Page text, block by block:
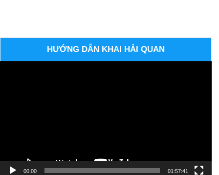
HƯỚNG DẪN KHAI HẢI QUAN
00:00 01:57:41